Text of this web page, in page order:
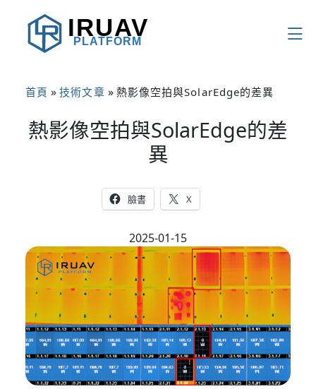
IRUAV
PLATFORM
首頁 »技術文章 » 熱影像空拍與SolarEdge的差異
熱影像空拍與SolarEdge的差
異
臉書 X
2025-01-15